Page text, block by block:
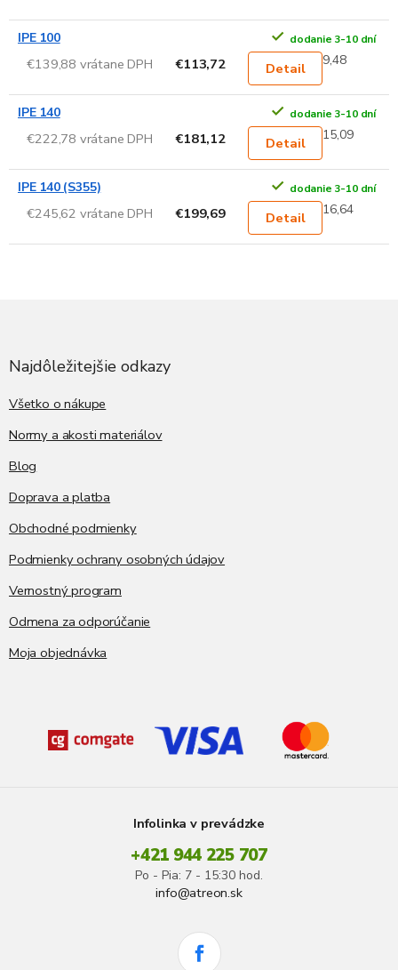
IPE 100 dodanie 3-10 dní
€139,88 vrátane DPH €113,72 Detail 9,48
IPE 140 dodanie 3-10 dní
€222,78 vrátane DPH €181,12 Detail 15,09
IPE 140 (S355) dodanie 3-10 dní
€245,62 vrátane DPH €199,69 Detail 16,64
Najdôležitejšie odkazy
Všetko o nákupe
Normy a akosti materiálov
Blog
Doprava a platba
Obchodné podmienky
Podmienky ochrany osobných údajov
Vernostný program
Odmena za odporúčanie
Moja objednávka
Infolinka v prevádzke
+421 944 225 707
Po - Pia: 7 - 15:30 hod.
info@atreon.sk